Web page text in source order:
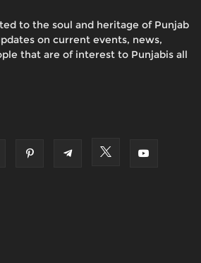
to the soul and heritage of Punjab
on current events, news,
that are of interest to Punjabis all